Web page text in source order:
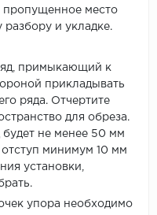
пропущенное место
и укладке.
примыкающий к
прикладывать
ряда. Отчертите
для обреза.
будет не менее 50 мм
минимум 10 мм
установки,
упора необходимо